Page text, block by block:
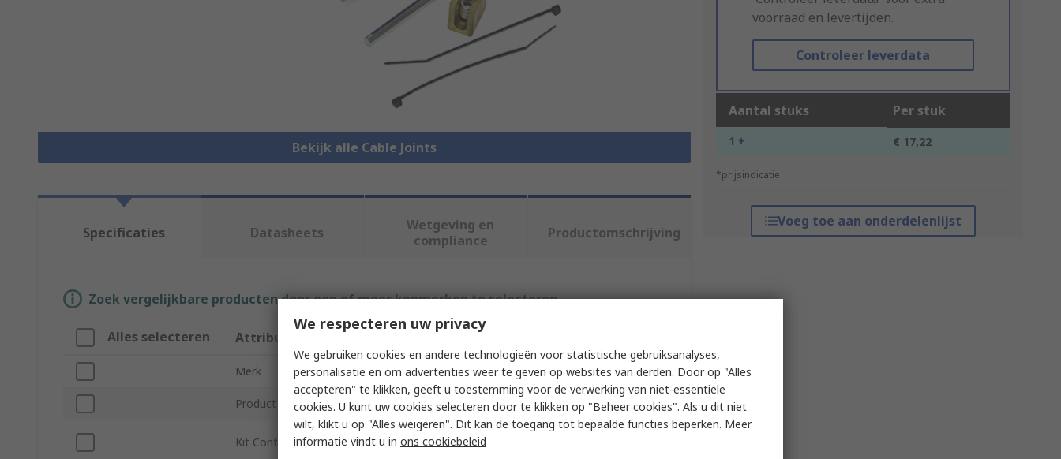
Bekijk alle Cable Joints
voorraad en levertijden.
Controleer leverdata
Aantal stuks Per stuk
1 + € 17,22
*prijsindicatie
Voeg toe aan onderdelenlijst
Specificaties Datasheets
Wetgeving en
compliance
Productomschrijving
Zoek vergelijkbare producten door een of meer kenmerken te selecteren.
Alles selecteren Attribuut
Merk HellermannTyton
Product Type Cable Joint
Kit Contents
Cable Ties, Allen Key, Connector, Moulding Shells Filled
With RELICON Gel, Installation Instructions
We respecteren uw privacy
We gebruiken cookies en andere technologieën voor statistische gebruiksanalyses,
personalisatie en om advertenties weer te geven op websites van derden. Door op "Alles
accepteren" te klikken, geeft u toestemming voor de verwerking van niet-essentiële
cookies. U kunt uw cookies selecteren door te klikken op "Beheer cookies". Als u dit niet
wilt, klikt u op "Alles weigeren". Dit kan de toegang tot bepaalde functies beperken. Meer
informatie vindt u in ons cookiebeleid